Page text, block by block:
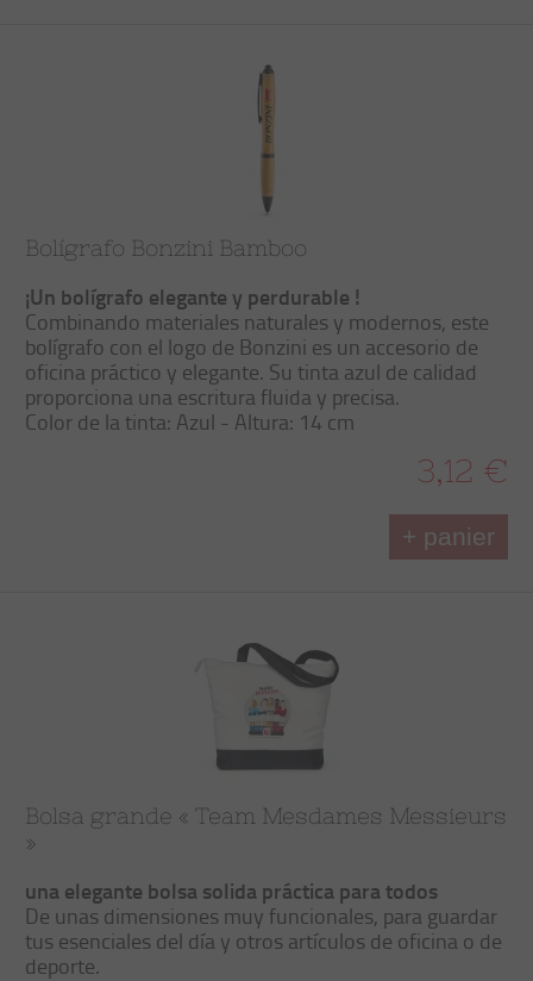
Bolígrafo Bonzini Bamboo
¡Un bolígrafo elegante y perdurable !
Combinando materiales naturales y modernos, este
bolígrafo con el logo de Bonzini es un accesorio de
oficina práctico y elegante. Su tinta azul de calidad
proporciona una escritura fluida y precisa.
Color de la tinta: Azul - Altura: 14 cm
3,12 €
+ panier
Bolsa grande « Team Mesdames Messieurs
»
una elegante bolsa solida práctica para todos
De unas dimensiones muy funcionales, para guardar
tus esenciales del día y otros artículos de oficina o de
deporte.